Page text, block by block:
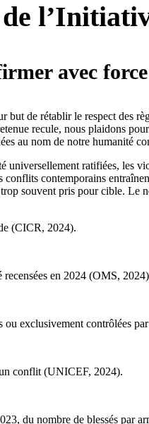
avec
de rétablir le respect des
recule, nous plaidons
au nom de notre humanité
universellement ratifiées, les
conflits contemporains
souvent pris pour cible. Le
(CICR, 2024).
recensées en 2024 (OMS,
ou exclusivement contrôlées
conflit (UNICEF, 2024).
du nombre de blessés